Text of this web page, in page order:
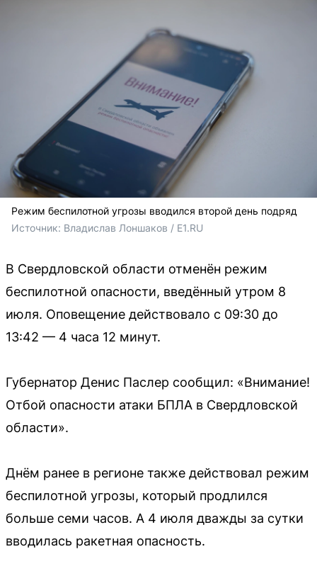
Режим беспилотной угрозы вводился второй день подряд
Источник: Владислав Лоншаков / E1.RU
В Свердловской области отменён режим
беспилотной опасности, введённый утром 8
июля. Оповещение действовало с 09:30 до
13:42 — 4 часа 12 минут.
Губернатор Денис Паслер сообщил: «Внимание!
Отбой опасности атаки БПЛА в Свердловской
области».
Днём ранее в регионе также действовал режим
беспилотной угрозы, который продлился
больше семи часов. А 4 июля дважды за сутки
вводилась ракетная опасность.